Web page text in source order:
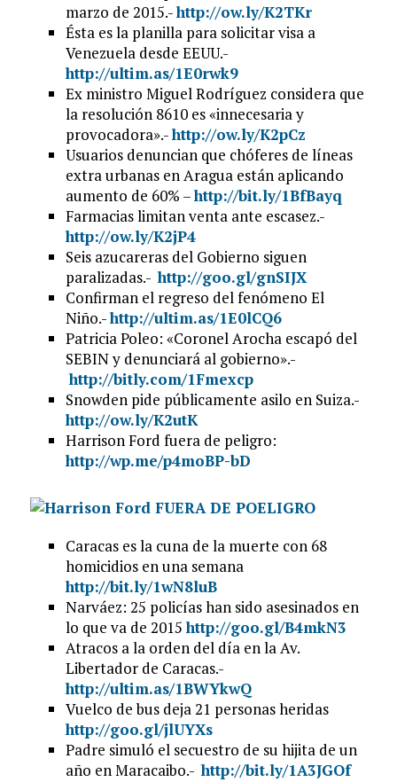
marzo de 2015.-http://ow.ly/K2TKr
Ésta es la planilla para solicitar visa a
Venezuela desde EEUU.-
http://ultim.as/1E0rwk9
Ex ministro Miguel Rodríguez considera que
la resolución 8610 es «innecesaria y
provocadora».-http://ow.ly/K2pCz
Usuarios denuncian que chóferes de líneas
extra urbanas en Aragua están aplicando
aumento de 60% –http://bit.ly/1BfBayq
Farmacias limitan venta ante escasez.-
http://ow.ly/K2jP4
Seis azucareras del Gobierno siguen
paralizadas.-http://goo.gl/gnSIJX
Confirman el regreso del fenómeno El
Niño.-http://ultim.as/1E0lCQ6
Patricia Poleo: «Coronel Arocha escapó del
SEBIN y denunciará al gobierno».-
http://bitly.com/1Fmexcp
Snowden pide públicamente asilo en Suiza.-
http://ow.ly/K2utK
Harrison Ford fuera de peligro:
http://wp.me/p4moBP-bD
Caracas es la cuna de la muerte con 68
homicidios en una semana
http://bit.ly/1wN8luB
Narváez: 25 policías han sido asesinados en
lo que va de 2015http://goo.gl/B4mkN3
Atracos a la orden del día en la Av.
Libertador de Caracas.-
http://ultim.as/1BWYkwQ
Vuelco de bus deja 21 personas heridas
http://goo.gl/jlUYXs
Padre simuló el secuestro de su hijita de un
año en Maracaibo.-http://bit.ly/1A3JGOf